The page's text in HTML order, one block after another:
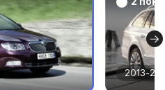
2013-